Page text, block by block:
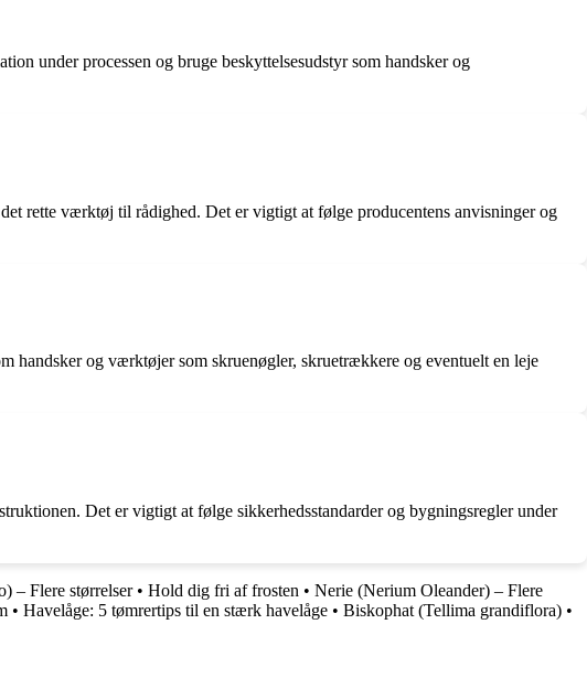
under processen og bruge beskyttelsesudstyr som handsker og
rette værktøj til rådighed. Det er vigtigt at følge producentens anvisninger og
handsker og værktøjer som skruenøgler, skruetrækkere og eventuelt en leje
Det er vigtigt at følge sikkerhedsstandarder og bygningsregler under
– Flere størrelser• Hold dig fri af frosten • Nerie (Nerium Oleander) – Flere
• Havelåge: 5 tømrertips til en stærk havelåge • Biskophat (Tellima grandiflora) •